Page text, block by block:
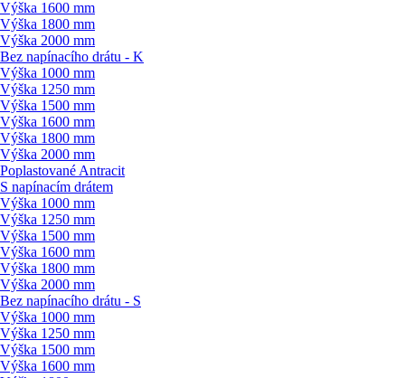
Výška 1600 mm
Výška 1800 mm
Výška 2000 mm
Bez napínacího drátu - K
Výška 1000 mm
Výška 1250 mm
Výška 1500 mm
Výška 1600 mm
Výška 1800 mm
Výška 2000 mm
Poplastované Antracit
S napínacím drátem
Výška 1000 mm
Výška 1250 mm
Výška 1500 mm
Výška 1600 mm
Výška 1800 mm
Výška 2000 mm
Bez napínacího drátu - S
Výška 1000 mm
Výška 1250 mm
Výška 1500 mm
Výška 1600 mm